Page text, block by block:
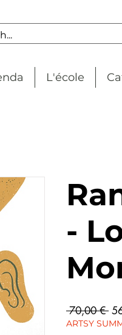
L'école
-
70,00 €
ARTSY